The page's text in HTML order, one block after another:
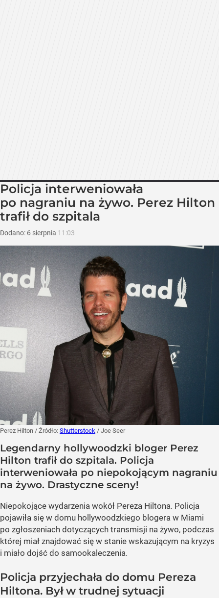
Policja interweniowała
po nagraniu na żywo. Perez Hilton
trafił do szpitala
Dodano: 6 sierpnia 11:03
Perez Hilton / Źródło: Shutterstock / Joe Seer
Legendarny hollywoodzki bloger Perez
Hilton trafił do szpitala. Policja
interweniowała po niepokojącym nagraniu
na żywo. Drastyczne sceny!
Niepokojące wydarzenia wokół Pereza Hiltona. Policja
pojawiła się w domu hollywoodzkiego blogera w Miami
po zgłoszeniach dotyczących transmisji na żywo, podczas
której miał znajdować się w stanie wskazującym na kryzys
i miało dojść do samookaleczenia.
Policja przyjechała do domu Pereza
Hiltona. Był w trudnej sytuacji